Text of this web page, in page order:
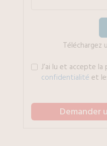
J’ai lu et accepte
confidentialité et
Demander